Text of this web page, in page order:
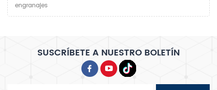
engranajes
SUSCRÍBETE A NUESTRO BOLETÍN